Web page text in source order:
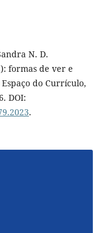
N. D.
formas de ver e
do Currículo,
DOI:
.